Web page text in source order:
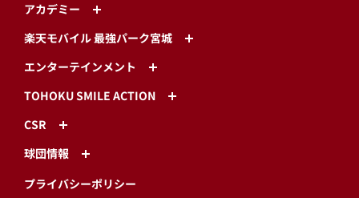
アカデミー
楽天モバイル 最強パーク宮城
エンターテインメント
TOHOKU SMILE ACTION
CSR
球団情報
プライバシーポリシー